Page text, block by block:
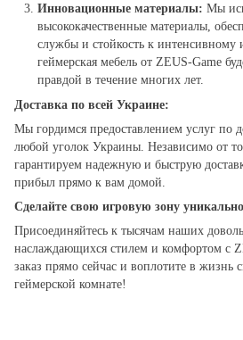
Инновационные материалы: Мы
высококачественные материалы,
службы и стойкость к
геймерская мебель от ZEUS-Game
правдой в течение многих лет.
Доставка по всей Украине:
Мы гордимся предоставлением услуг по
любой уголок Украины. Независимо от
гарантируем надежную и быструю
прибыл прямо к вам домой.
Сделайте свою игровую зону
Присоединяйтесь к тысячам наших
наслаждающихся стилем и комфортом с
заказ прямо сейчас и воплотите в жизнь
геймерской комнате!